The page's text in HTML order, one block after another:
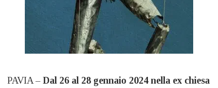
PAVIA – Dal 26 al 28 gennaio 2024 nella ex chiesa